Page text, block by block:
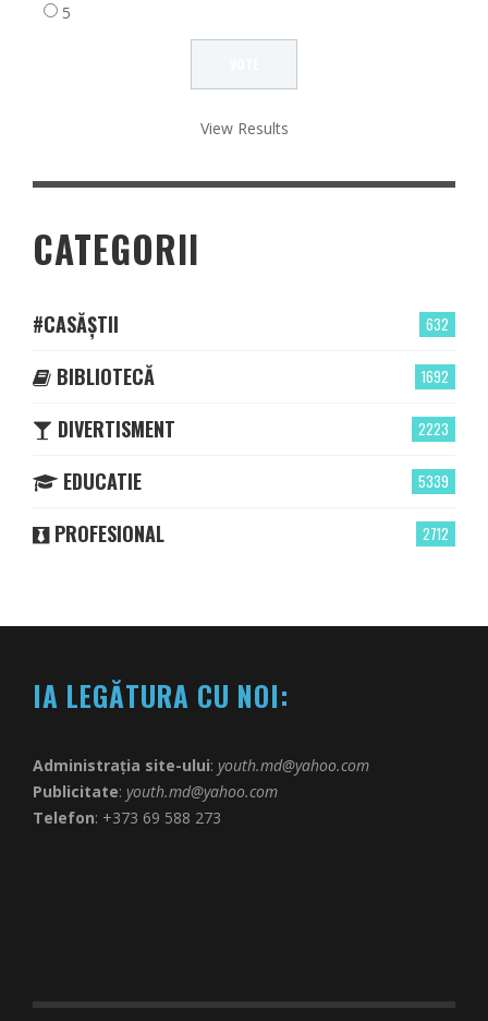
5
View Results
CATEGORII
632
#CASĂȘTII
1692
BIBLIOTECĂ
2223
DIVERTISMENT
5339
EDUCATIE
2712
PROFESIONAL
IA LEGĂTURA CU NOI:
Administrația site-ului: youth.md@yahoo.com
Publicitate: youth.md@yahoo.com
Telefon: +373 69 588 273